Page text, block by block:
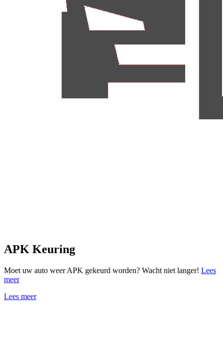
APK Keuring
Moet uw auto weer APK gekeurd worden? Wacht niet langer! Lees
meer
Lees meer